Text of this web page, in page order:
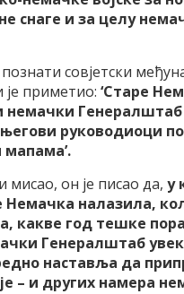
снаге и за целу
совјетски
приметио: ‘Старе
немачки Генералштаб
руководиоци
мисао, он је писао да, у
Немачка налазила,
какве год тешке
Генералштаб увек
наставља да
– и других намера